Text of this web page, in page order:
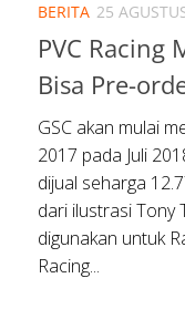
BERITA 25
PVC Racing
Bisa Pre-
GSC akan mulai
2017 pada Juli
dijual seharga
dari ilustrasi Tony
digunakan untuk
Racing...